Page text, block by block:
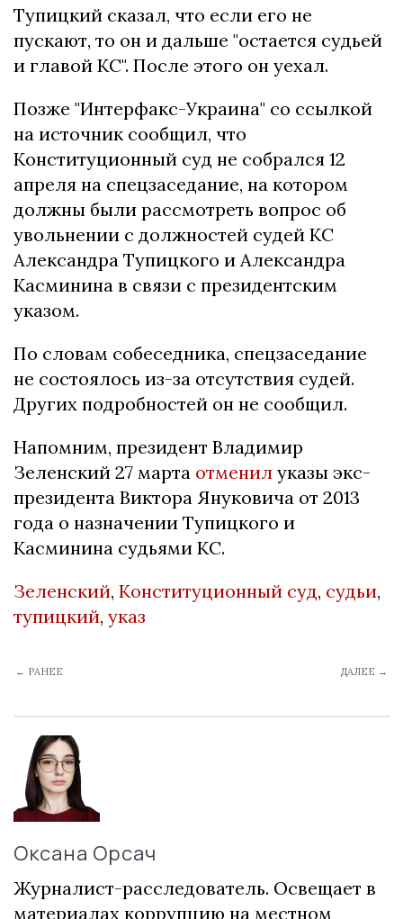
Тупицкий сказал, что если его не
пускают, то он и дальше "остается судьей
и главой КС". После этого он уехал.
Позже "Интерфакс-Украина" со ссылкой
на источник сообщил, что
Конституционный суд не собрался 12
апреля на спецзаседание, на котором
должны были рассмотреть вопрос об
увольнении с должностей судей КС
Александра Тупицкого и Александра
Касминина в связи с президентским
указом.
По словам собеседника, спецзаседание
не состоялось из-за отсутствия судей.
Других подробностей он не сообщил.
Напомним, президент Владимир
Зеленский 27 марта отменил указы экс-
президента Виктора Януковича от 2013
года о назначении Тупицкого и
Касминина судьями КС.
Зеленский, Конституционный суд, судьи,
тупицкий, указ
← РАНЕЕ ДАЛЕЕ →
Оксана Орсач
Журналист-расследователь. Освещает в
материалах коррупцию на местном